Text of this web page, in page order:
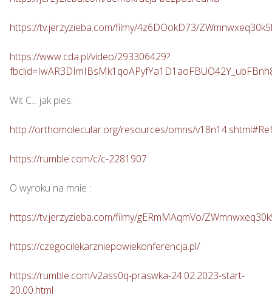
https://tv.jerzyzieba.com/filmy/4z6DOokD73/
https://www.cda.pl/video/293306429?
Wit C... jak pies:
http://orthomolecular.org/resources/omns/
https://rumble.com/c/c-2281907
O wyroku na mnie :
https://tv.jerzyzieba.com/filmy/gERmMAqmVo/
https://czegocilekarzniepowiekonferencja.pl/
https://rumble.com/v2ass0q-praswka-24.02.2023-start-
20.00.html